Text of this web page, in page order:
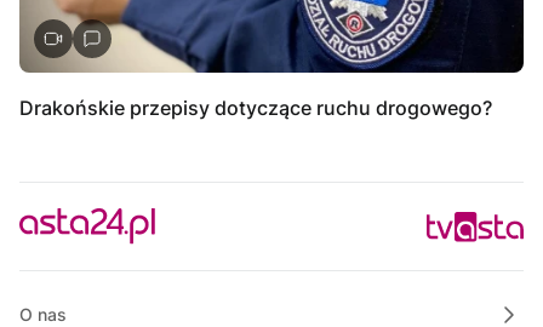
Drakońskie przepisy dotyczące ruchu drogowego?
O nas